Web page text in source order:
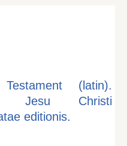
(latin).
Jesu Christi
editionis.